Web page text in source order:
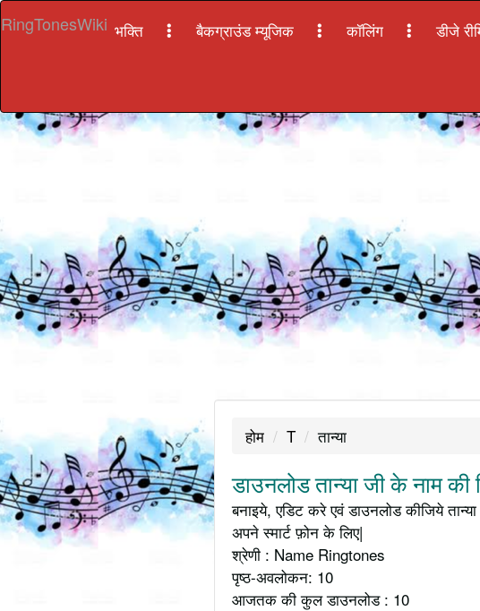
RingTonesWiki भक्ति बैकग्राउंड म्यूजिक कॉलिंग डीजे
होम T तान्या
डाउनलोड तान्या जी के नाम की
बनाइये, एडिट करे एवं डाउनलोड कीजिये
अपने स्मार्ट फ़ोन के लिए|
श्रेणी : Name Ringtones
पृष्ठ-अवलोकन: 10
आजतक की कुल डाउनलोड : 10